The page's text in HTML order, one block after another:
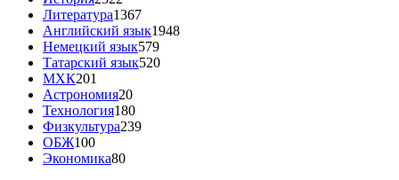
Литература1367
Английский язык1948
Немецкий язык579
Татарский язык520
МХК201
Астрономия20
Технология180
Физкультура239
ОБЖ100
Экономика80